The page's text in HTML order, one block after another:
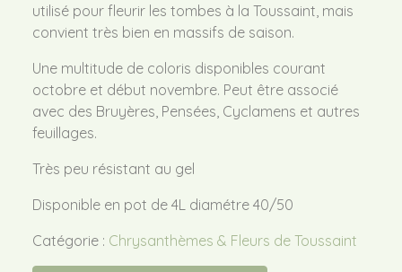
utilisé pour fleurir les tombes à la Toussaint, mais
convient très bien en massifs de saison.
Une multitude de coloris disponibles courant
octobre et début novembre. Peut être associé
avec des Bruyères, Pensées, Cyclamens et autres
feuillages.
Très peu résistant au gel
Disponible en pot de 4L diamétre 40/50
Catégorie : Chrysanthèmes & Fleurs de Toussaint